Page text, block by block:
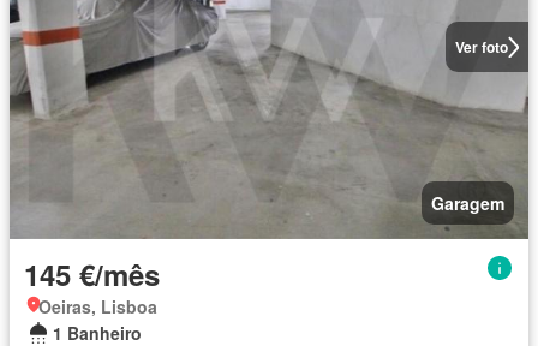
Ver foto
Garagem
145 €/mês
Oeiras, Lisboa
1 Banheiro